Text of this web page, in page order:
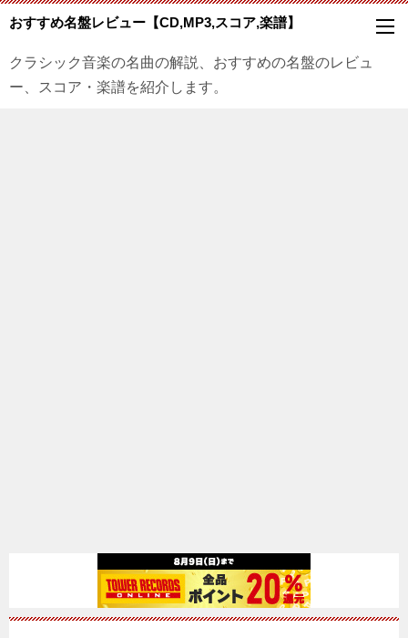
おすすめ名盤レビュー【CD,MP3,スコア,楽譜】
クラシック音楽の名曲の解説、おすすめの名盤のレビュ
ー、スコア・楽譜を紹介します。